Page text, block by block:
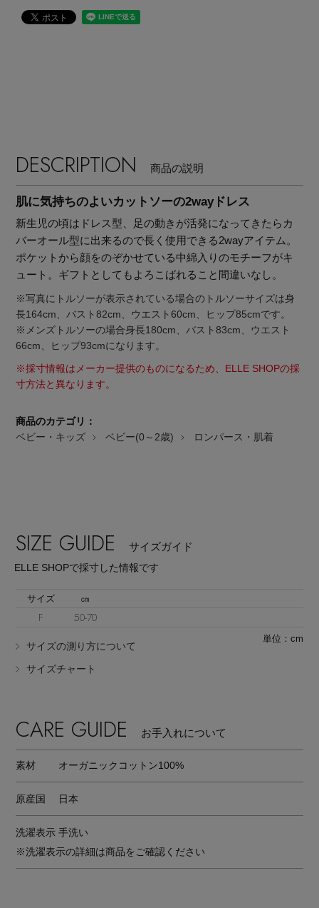
メルマガ PICKUP
主役級ニットが揃う「シーエフシーエル」の
ELLE SHOP 公式アプリ
DESCRIPTION 商品の説明
肌に気持ちのよいカットソーの2wayドレス
新生児の頃はドレス型、足の動きが活発になってきたらカ
バーオール型に出来るので長く使用できる2wayアイテム。
ポケットから顔をのぞかせている中綿入りのモチーフがキ
ュート。ギフトとしてもよろこばれること間違いなし。
※写真にトルソーが表示されている場合のトルソーサイズは身
長164cm、バスト82cm、ウエスト60cm、ヒップ85cmです。
※メンズトルソーの場合身長180cm、バスト83cm、ウエスト
66cm、ヒップ93cmになります。
※採寸情報はメーカー提供のものになるため、ELLE SHOPの採
寸方法と異なります。
商品のカテゴリ：
ベビー・キッズ
ベビー(0～2歳) ロンパース・肌着
SIZE GUIDE サイズガイド
ELLE SHOPで採寸した情報です
サイズ ㎝
F 50-70
サイズの測り方について
サイズチャート
単位：cm
CARE GUIDE お手入れについて
素材 オーガニックコットン100%
原産国 日本
洗濯表示 手洗い
※洗濯表示の詳細は商品をご確認ください